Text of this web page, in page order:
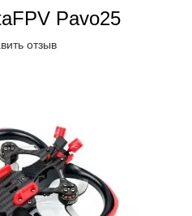
Pavo25
отзыв